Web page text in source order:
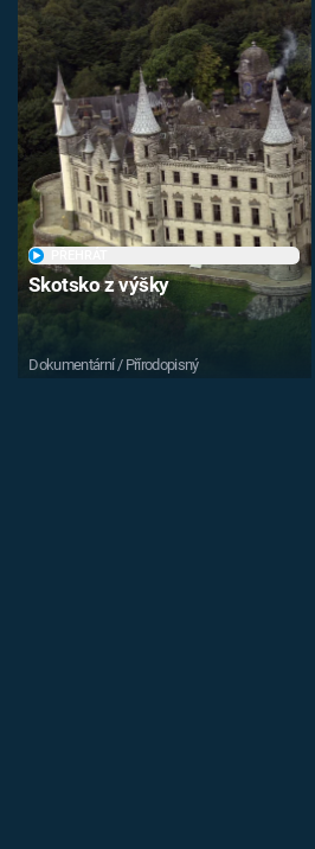
Skotsko z výšky
Dokumentární / Přírodopisný